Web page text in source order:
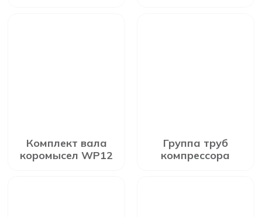
Комплект вала
коромысел WP12
Группа труб
компрессора